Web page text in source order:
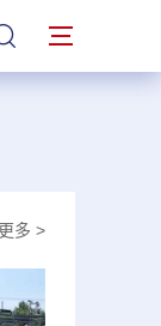
站内搜索
多 >